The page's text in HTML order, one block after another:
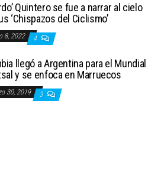
Quintero se fue a narrar al cielo
‘Chispazos del Ciclismo’
8, 2022 4
llegó a Argentina para el Mundial
y se enfoca en Marruecos
30, 2019 3